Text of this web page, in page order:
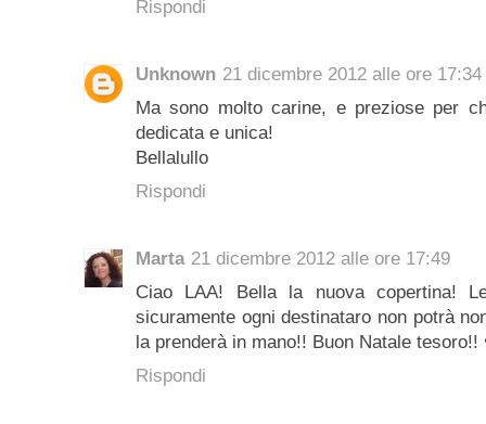
Rispondi
Unknown 21 dicembre 2012 alle ore 17:34
Ma sono molto carine, e preziose per
dedicata e unica!
Bellalullo
Rispondi
Marta 21 dicembre 2012 alle ore 17:49
Ciao LAA! Bella la nuova copertina!
sicuramente ogni destinataro non potrà
la prenderà in mano!! Buon Natale tesoro!!
Rispondi